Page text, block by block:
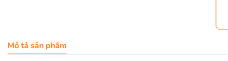
Mô tả sản phẩm